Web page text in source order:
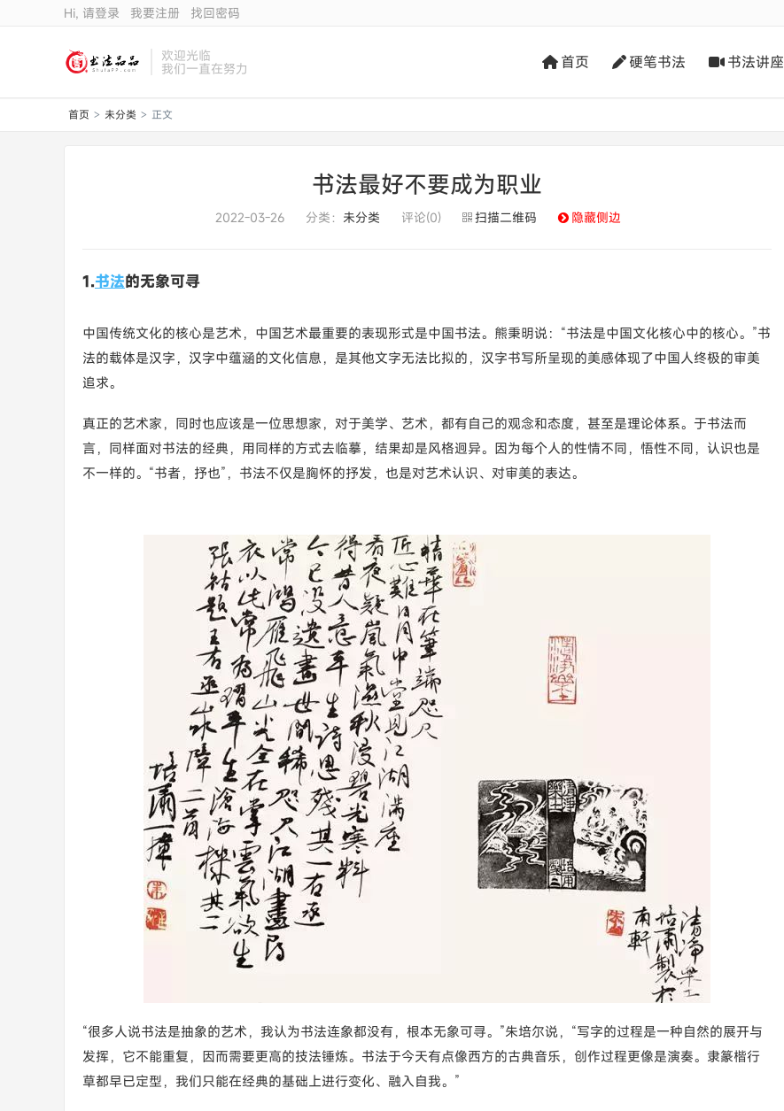
Hi, 请登录 我要注册 找回密码
欢迎光临
我们一直在努力 首页 硬笔书法 书法讲座
首页 > 未分类 > 正文
书法最好不要成为职业
2022-03-26 分类： 未分类 评论(0) 扫描二维码 隐藏侧边
1.书法的无象可寻
中国传统文化的核心是艺术，中国艺术最重要的表现形式是中国书法。熊秉明说：“书法是中国文化核心中的核心。”书
法的载体是汉字，汉字中蕴涵的文化信息，是其他文字无法比拟的，汉字书写所呈现的美感体现了中国人终极的审美
追求。
真正的艺术家，同时也应该是一位思想家，对于美学、艺术，都有自己的观念和态度，甚至是理论体系。于书法而
言，同样面对书法的经典，用同样的方式去临摹，结果却是风格迥异。因为每个人的性情不同，悟性不同，认识也是
不一样的。“书者，抒也”，书法不仅是胸怀的抒发，也是对艺术认识、对审美的表达。
“很多人说书法是抽象的艺术，我认为书法连象都没有，根本无象可寻。”朱培尔说，“写字的过程是一种自然的展开与
发挥，它不能重复，因而需要更高的技法锤炼。书法于今天有点像西方的古典音乐，创作过程更像是演奏。隶篆楷行
草都早已定型，我们只能在经典的基础上进行变化、融入自我。”